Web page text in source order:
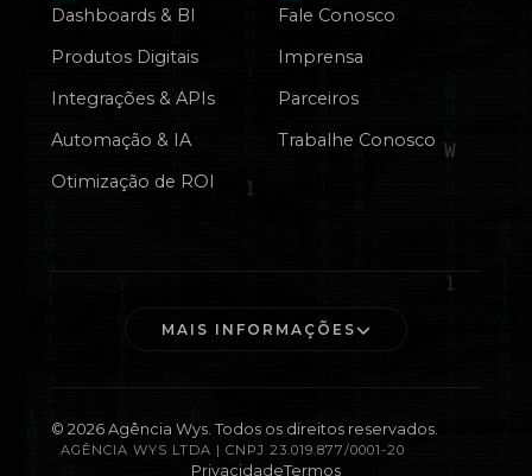
Dashboards & BI
Produtos Digitais
Integrações & APIs
Automação & IA
Otimização de ROI
Fale Conosco
Imprensa
Parceiros
Trabalhe Conosco
MAIS INFORMAÇÕES
© 2026Agência Wys. Todos os direitos reservados.
AGÊNCIA WYS LTDA | CNPJ 23.019.877/0001-20
PrivacidadeTermos